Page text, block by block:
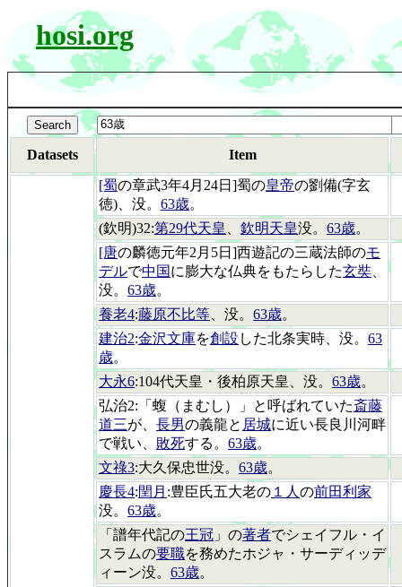
hosi.org
Datasets Item
[蜀の章武3年4月24日]蜀の皇帝の劉備(字玄
徳)、没。 63歳。
(欽明)32:第29代天皇 欽明天皇没。 63歳。
[唐の麟徳元年2月5日]西遊記の三蔵法師のモ
デルで中国に膨大な仏典をもたらした玄奘
没。 63歳。
養老4:藤原不比等 、没。 63歳。
建治2:金沢文庫を創設 した北条実時、没。 63
歳。
大永6:104代天皇・後柏原天皇、没。 63歳。
弘治2:「蝮（まむし）」と呼ばれていた斎藤
道三が、 長男の義龍と 居城に近い長良川河畔
で戦い、 敗死する。 63歳。
文祿3:大久保忠世没。 63歳。
慶長4:閏月 :豊臣氏五大老の １人 の前田利家
没。 63歳。
「譜年代記の王冠 」の著者でシェイフル・イ
スラムの要職を務めたホジャ・サーディッデ
ィーン没。 63歳。